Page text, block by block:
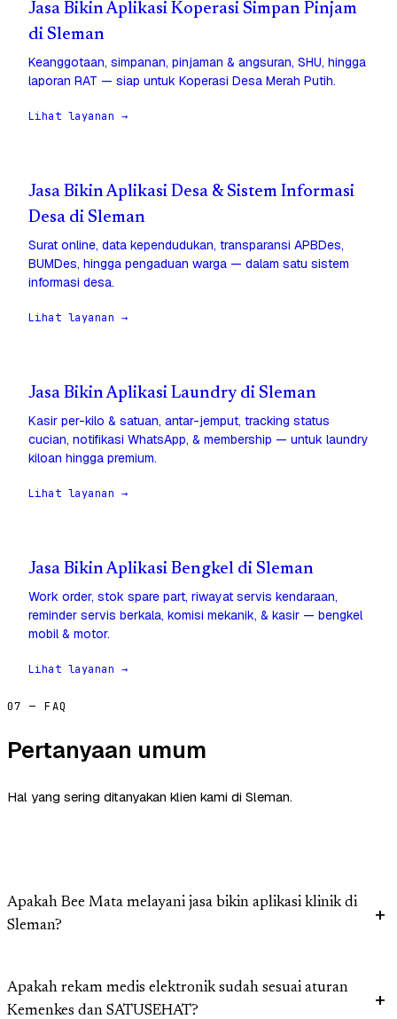
Jasa Bikin Aplikasi Koperasi Simpan Pinjam
di Sleman
Keanggotaan, simpanan, pinjaman & angsuran, SHU, hingga
laporan RAT — siap untuk Koperasi Desa Merah Putih.
Lihat layanan →
Jasa Bikin Aplikasi Desa & Sistem Informasi
Desa di Sleman
Surat online, data kependudukan, transparansi APBDes,
BUMDes, hingga pengaduan warga — dalam satu sistem
informasi desa.
Lihat layanan →
Jasa Bikin Aplikasi Laundry di Sleman
Kasir per-kilo & satuan, antar-jemput, tracking status
cucian, notifikasi WhatsApp, & membership — untuk laundry
kiloan hingga premium.
Lihat layanan →
Jasa Bikin Aplikasi Bengkel di Sleman
Work order, stok spare part, riwayat servis kendaraan,
reminder servis berkala, komisi mekanik, & kasir — bengkel
mobil & motor.
Lihat layanan →
07 — FAQ
Pertanyaan umum
Hal yang sering ditanyakan klien kami di Sleman.
Apakah Bee Mata melayani jasa bikin aplikasi klinik di
Sleman?
Apakah rekam medis elektronik sudah sesuai aturan
Kemenkes dan SATUSEHAT?